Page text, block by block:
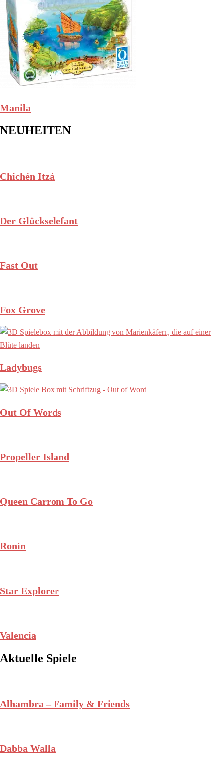
Manila
NEUHEITEN
Chichén Itzá
Der Glückselefant
Fast Out
Fox Grove
Ladybugs
Out Of Words
Propeller Island
Queen Carrom To Go
Ronin
Star Explorer
Valencia
Aktuelle Spiele
Alhambra – Family & Friends
Dabba Walla